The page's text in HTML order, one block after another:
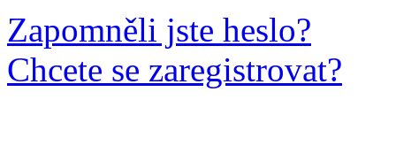
Zapomněli jste heslo?
Chcete se zaregistrovat?